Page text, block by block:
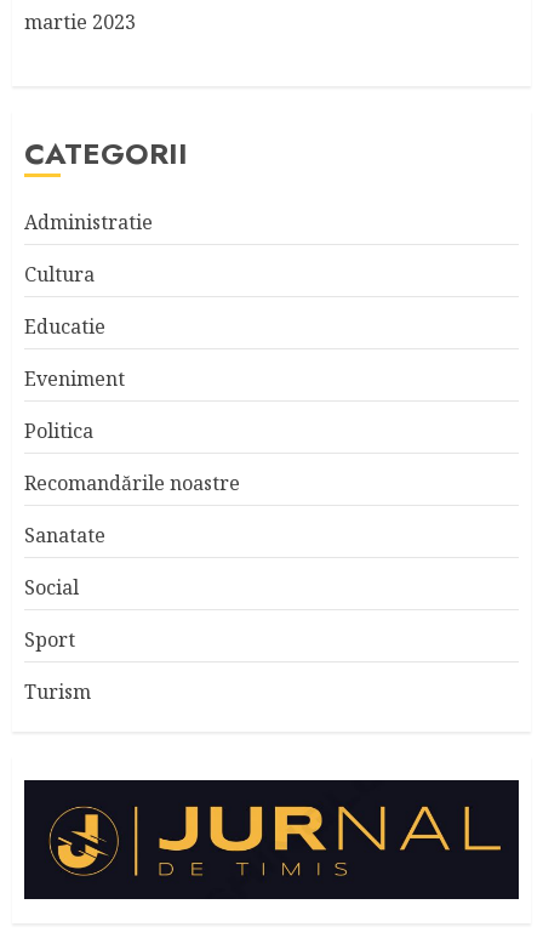
martie 2023
CATEGORII
Administratie
Cultura
Educatie
Eveniment
Politica
Recomandările noastre
Sanatate
Social
Sport
Turism